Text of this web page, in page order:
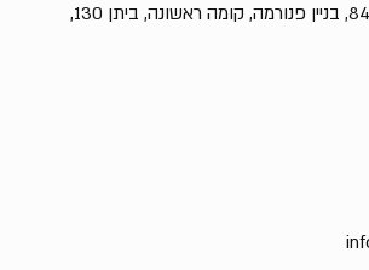
כתובתנו: דרך בן צבי 84, בניין פנורמה, קומה ראשונה, ביתן 130,